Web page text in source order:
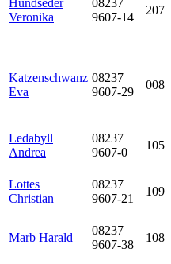
Hundseder
Veronika
08237
9607-14
207
Katzenschwanz
Eva
08237
9607-29
008
Ledabyll
Andrea
08237
9607-0
105
Lottes
Christian
08237
9607-21
109
Marb Harald
08237
9607-38
108